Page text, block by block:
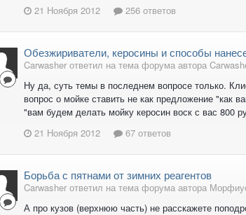
21 Ноября 2012 256 ответов
Обезжириватели, керосины и способы
Carwasher ответил на тема форума автора
Ну да, суть темы в последнем вопросе только.
вопрос о мойке ставить не как предложение
"вам будем делать мойку керосин воск с вас 800
21 Ноября 2012
67 ответов
Борьба с пятнами от зимних реагентов
Carwasher ответил на тема форума автора
А про кузов (верхнюю часть) не расскажете